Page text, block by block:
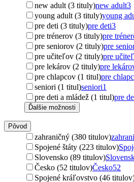
new adult (3 tituly)new adult3
young adult (3 tituly)young
pre deti (3 tituly)pre deti3
pre trénerov (3 tituly)pre
pre seniorov (2 tituly)pre
pre učiteľov (2 tituly)pre
pre lekárov (2 tituly)pre
pre chlapcov (1 titul)pre
seniori (1 titul)seniori1
pre deti a mládež (1 titul)pre
Ďalšie možnosti
Pôvod
zahraničný (380 titulov)
Spojené štáty (223 titulov)
Slovensko (89 titulov)
Česko (52 titulov)Česko52
Spojené kráľovstvo (46